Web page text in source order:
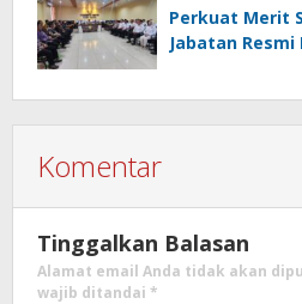
Perkuat Merit
Jabatan Resmi
Komentar
Tinggalkan Balasan
Alamat email Anda tidak akan
wajib ditandai *